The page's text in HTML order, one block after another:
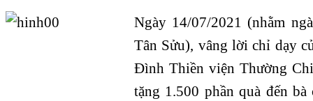
Ngày 14/07/2021 (nhằm
Tân Sửu), vâng lời chỉ dạy
Đình Thiền viện Thường
tặng 1.500 phần quà đến